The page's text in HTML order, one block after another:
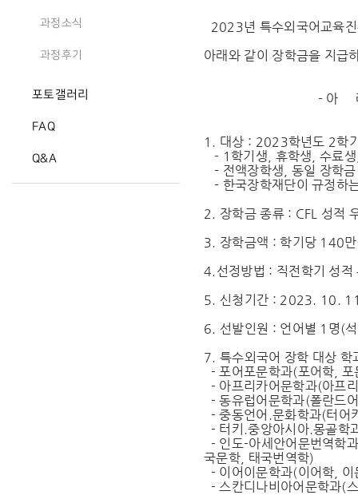
과정소식
과정후기
포토갤러리
FAQ
Q&A
2023년 특수외국어교육
아래와 같이 장학금을 지급
- 아 래
1. 대상 : 2023학년도 2학
- 1학기생, 휴학생, 수료
- 전액장학생, 동일 장학
- 한국장학재단이 규정하는
2. 장학금 종류 : CFL 성적
3. 장학금액 : 학기당 140
4.선정방법 : 직전학기 성적
5. 신청기간 : 2023. 10.
6. 선발인원 : 언어별 1명(
7. 특수외국어 장학 대상 학
- 포어포문학과(포어학, 포
- 아프리카어문학과(아프
- 동유럽어문학과(폴란드
- 중동언어.문화학과(터어
- 터키.중앙아시아.몽골학
- 인도-아세안어문번역학
국문학, 태국번역학)
- 이어이문학과(이어학, 이
- 스칸디나비아어문학과(